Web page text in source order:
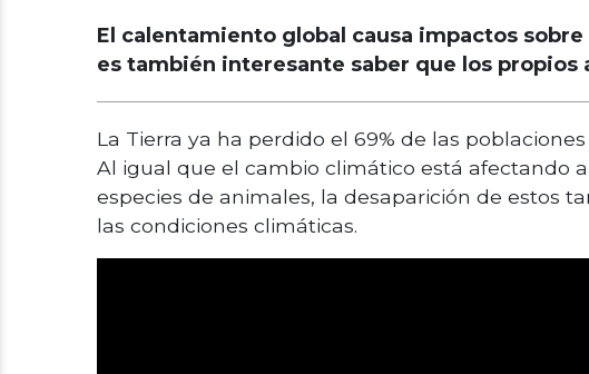
El calentamiento global causa impactos
es también interesante saber que los
La Tierra ya ha perdido el 69% de las
Al igual que el cambio climático está afectando
especies de animales, la desaparición de estos
las condiciones climáticas.